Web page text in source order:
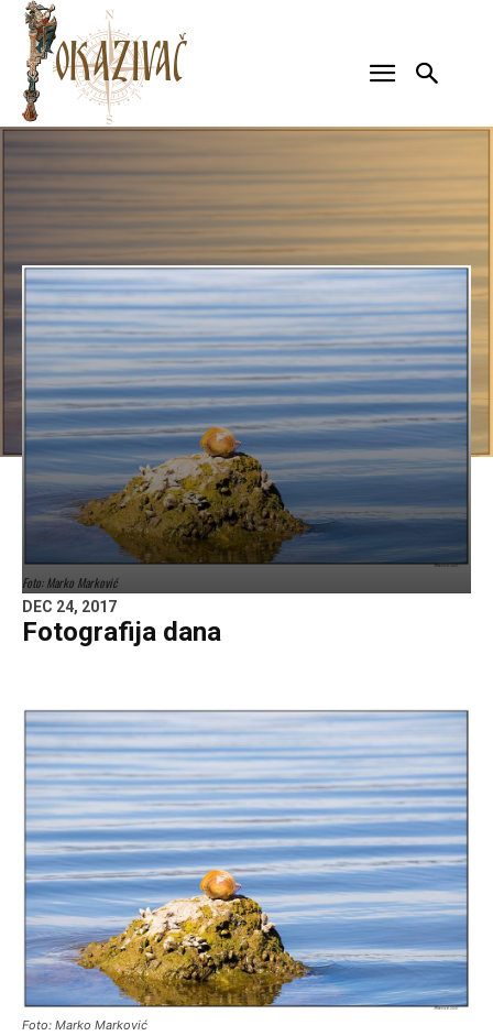
Foto: Marko Marković
DEC 24, 2017
Fotografija dana
Foto: Marko Marković